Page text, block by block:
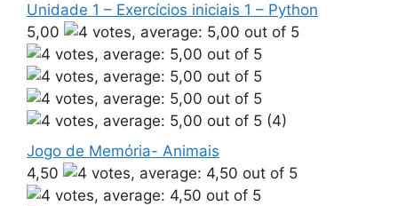
Unidade 1 – Exercícios iniciais 1 – Python
5,00
(4)
Jogo de Memória- Animais
4,50